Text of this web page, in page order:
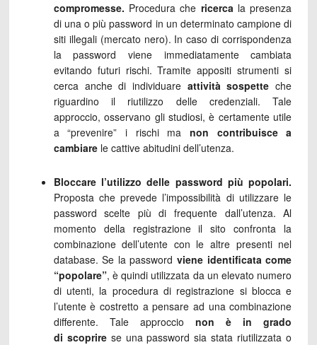
compromesse. Procedura che ricercala presenza
di una o più password in un determinato campione di
siti illegali (mercato nero). In caso di corrispondenza
la password viene immediatamente cambiata
evitando futuri rischi. Tramite appositi strumenti si
cerca anche di individuare attività sospette che
riguardino il riutilizzo delle credenziali. Tale
approccio, osservano gli studiosi, è certamente utile
a “prevenire” i rischi ma non contribuisce a
cambiarele cattive abitudini dell’utenza.
Bloccare l’utilizzo delle password più popolari.
Proposta che prevede l’impossibilità di utilizzare le
password scelte più di frequente dall’utenza. Al
momento della registrazione il sito confronta la
combinazione dell’utente con le altre presenti nel
database. Se la passwordviene identificata come
“popolare”, è quindi utilizzata da un elevato numero
di utenti, la procedura di registrazione si blocca e
l’utente è costretto a pensare ad una combinazione
differente. Tale approccio non è in grado
di scoprirese una password sia stata riutilizzata o